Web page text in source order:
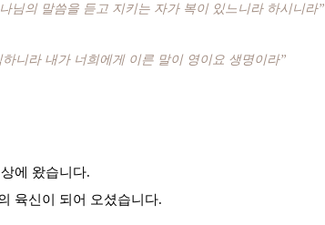
님의 말씀을 듣고 지키는 자가 복이 있느니라 하시니라”
니라 내가 너희에게 이른 말이 영이요 생명이라”
에 왔습니다.
육신이 되어 오셨습니다.